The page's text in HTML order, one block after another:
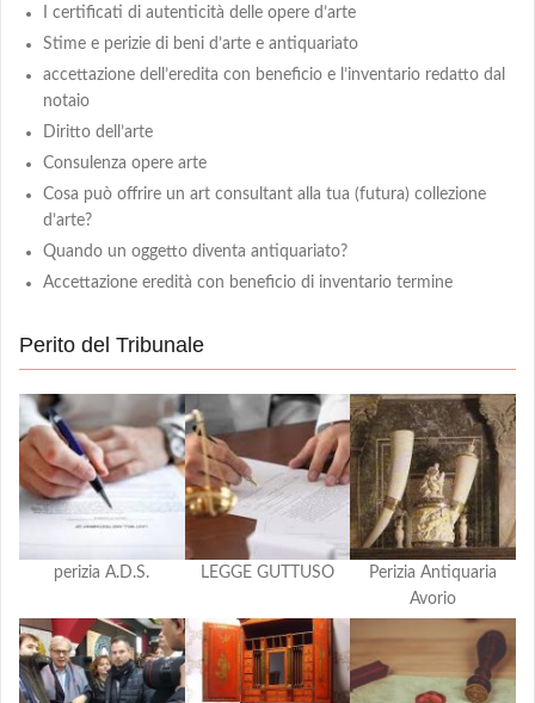
I certificati di autenticità delle opere d’arte
Stime e perizie di beni d’arte e antiquariato
accettazione dell’eredita con beneficio e l’inventario redatto dal
notaio
Diritto dell’arte
Consulenza opere arte
Cosa può offrire un art consultant alla tua (futura) collezione
d’arte?
Quando un oggetto diventa antiquariato?
Accettazione eredità con beneficio di inventario termine
Perito del Tribunale
perizia A.D.S. LEGGE GUTTUSO
Perizia Antiquaria
Avorio